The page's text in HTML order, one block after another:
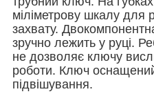
міліметрову шкалу
захвату.
зручно лежить у руці.
не дозволяє ключу
роботи. Ключ
підвішування.